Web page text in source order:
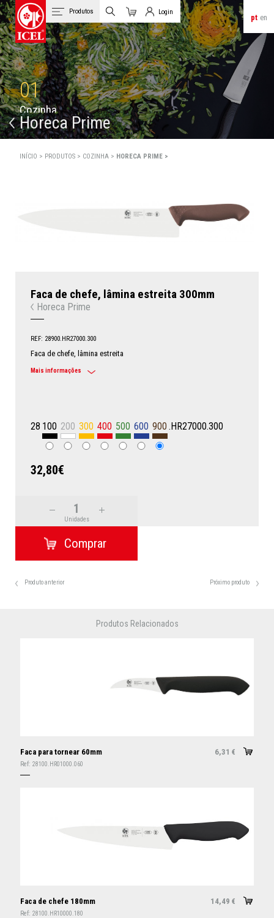
pt en
Produtos
Carrinho
Login
Login de Clientes
01
Cozinha
Horeca Prime
INÍCIO > PRODUTOS > COZINHA > HORECA PRIME >
Faca de chefe, lâmina estreita 300mm
Horeca Prime
REF: 28900.HR27000.300
Faca de chefe, lâmina estreita
Mais informações
28 100 200 300 400 500 600 900 .HR27000.300
32,80€
Unidades
Produto anterior Próximo produto
Produtos Relacionados
Faca para tornear 60mm 6,31 €
Ref: 28100.HR01000.060
Faca de chefe 180mm 14,49 €
Ref: 28100.HR10000.180